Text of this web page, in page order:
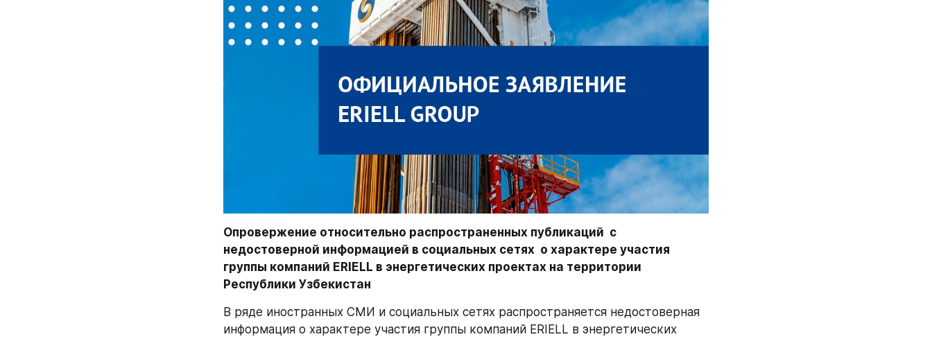
Опровержение относительно распространенных публикаций  с
недостоверной информацией в социальных сетях  о характере участия
группы компаний ERIELL в энергетических проектах на территории
Республики Узбекистан
В ряде иностранных СМИ и социальных сетях распространяется недостоверная
информация о характере участия группы компаний ERIELL в энергетических